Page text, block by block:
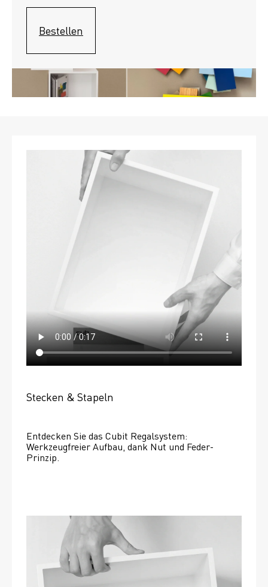
Bestellen
Stecken & Stapeln
Entdecken Sie das Cubit Regalsystem:
Werkzeugfreier Aufbau, dank Nut und Feder-
Prinzip.